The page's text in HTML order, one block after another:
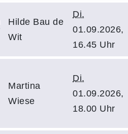
Hilde Bau de
Wit
Di.
01.09.2026,
16.45 Uhr
Martina
Wiese
Di.
01.09.2026,
18.00 Uhr